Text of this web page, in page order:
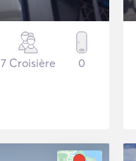
7 Croisière 0